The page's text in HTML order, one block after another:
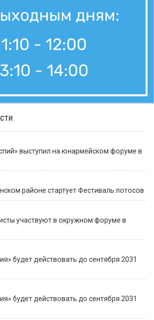
выступил на юнармейском форуме в
районе стартует Фестиваль лотосов
участвуют в окружном форуме в
будет действовать до сентября 2031
будет действовать до сентября 2031